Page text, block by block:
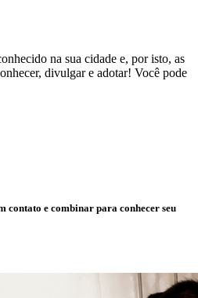
na sua cidade e, por isto, as
divulgar e adotar! Você pode
contato e combinar para conhecer seu